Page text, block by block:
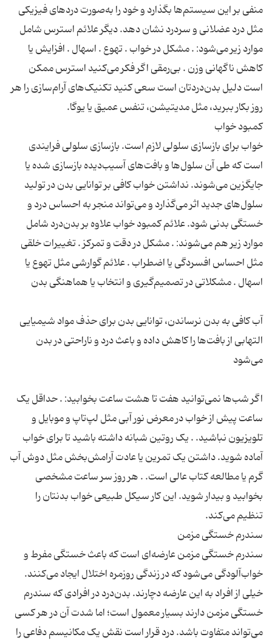
منفی بر این سیستم‌ها بگذارد و خود را به‌صورت دردهای فیزیکی
مثل درد عضلانی و سردرد نشان دهد. دیگر علائم استرس شامل
موارد زیر می‌شود: . مشکل در خواب . تهوع . اسهال . افزایش یا
کاهش ناگهانی وزن . بی‌رمقی اگر فکر می‌کنید استرس ممکن
است دلیل بدن‌دردتان است سعی کنید تکنیک‌های آرام‌سازی را هر
خواب برای بازسازی سلولی لازم است. بازسازی سلولی فرایندی
است که طی آن سلول‌ها و بافت‌های آسیب‌دیده بازسازی شده یا
جایگزین می‌شوند. نداشتن خواب کافی بر توانایی بدن در تولید
سلول‌های جدید اثر می‌گذارد و می‌تواند منجر به احساس درد و
خستگی بدنی شود. علائم کمبود خواب علاوه بر بدن‌درد شامل
موارد زیر هم می‌شوند: . مشکل در دقت و تمرکز . تغییرات خلقی
مثل احساس افسردگی یا اضطراب . علائم گوارشی مثل تهوع یا
آب کافی به بدن نرساندن، توانایی بدن برای حذف مواد شیمیایی
التهابی از بافت‌ها را کاهش داده و باعث درد و ناراحتی در بدن
اگر شب‌ها نمی‌توانید هفت تا هشت ساعت بخوابید: . حداقل یک
ساعت پیش از خواب در معرض نور آبی مثل لپ‌تاپ و موبایل و
تلویزیون نباشید. . یک روتین شبانه داشته باشید تا برای خواب
آماده شوید. داشتن یک تمرین یا عادت آرامش‌بخش مثل دوش آب
گرم یا مطالعه کتاب عالی است. . هر روز سر ساعت مشخصی
بخوابید و بیدار شوید. این کار سیکل طبیعی خواب بدنتان را
سندرم خستگی مزمن عارضه‌ای است که باعث خستگی مفرط و
خواب‌آلودگی می‌شود که در زندگی روزمره اختلال ایجاد می‌کنند.
خیلی از افراد به این عارضه دچارند. بدن‌درد در افرادی که سندرم
خستگی مزمن دارند بسیار معمول است؛ اما شدت آن در هر کسی
می‌تواند متفاوت باشد. درد قرار است نقش یک مکانیسم دفاعی را